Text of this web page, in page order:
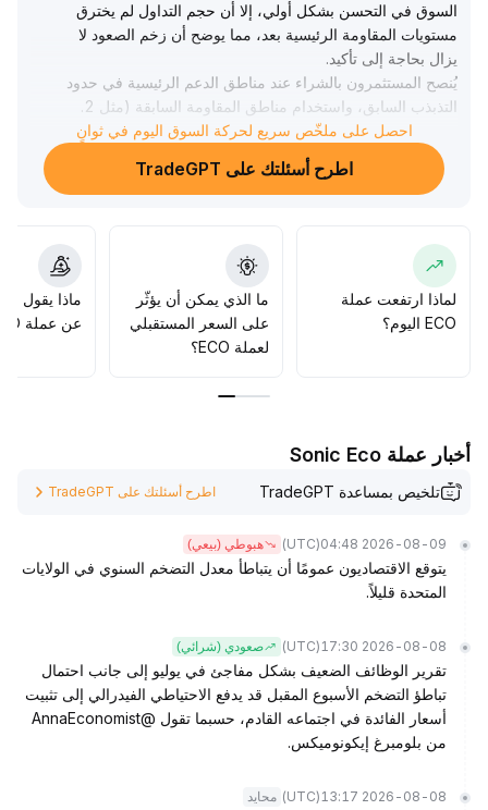
السوق في التحسن بشكل أولي، إلا أن حجم التداول لم يخترق
مستويات المقاومة الرئيسية بعد، مما يوضح أن زخم الصعود لا
يزال بحاجة إلى تأكيد.
يُنصح المستثمرون بالشراء عند مناطق الدعم الرئيسية في حدود
التذبذب السابق، واستخدام مناطق المقاومة السابقة (مثل 2
30) كمرجع لجني الأرباح
في حال حدوث اختراق فعلي مع ارتفاع في حجم التداول، يمكن
من المهم أيضاً متابعة تغيرات حجم التداول باستمرار للتحقق من
استدامة تعافي معنويات السوق، والحذر من مخاطر الاختراقات
الوهمية قصيرة الأجل
احصل على ملخّص سريع لحركة السوق اليوم في ثوانٍ
اطرح أسئلتك على TradeGPT
لماذا ارتفعت عملة
ECO اليوم؟
ما الذي يمكن أن يؤثّر
على السعر المستقبلي
لعملة ECO؟
ماذا يقول
عن عملة ECO؟
أخبار عملة Sonic Eco
تلخيص بمساعدة TradeGPT اطرح أسئلتك على TradeGPT
2026-08-09 04:48
(UTC) هبوطي (بيعي)
يتوقع الاقتصاديون عمومًا أن يتباطأ معدل التضخم السنوي في الولايات
المتحدة قليلاً.
2026-08-08 17:30
(UTC) صعودي (شرائي)
تقرير الوظائف الضعيف بشكل مفاجئ في يوليو إلى جانب احتمال
تباطؤ التضخم الأسبوع المقبل قد يدفع الاحتياطي الفيدرالي إلى تثبيت
أسعار الفائدة في اجتماعه القادم، حسبما تقول @AnnaEconomist
من بلومبرغ إيكونوميكس.
2026-08-08 13:17
(UTC) محايد